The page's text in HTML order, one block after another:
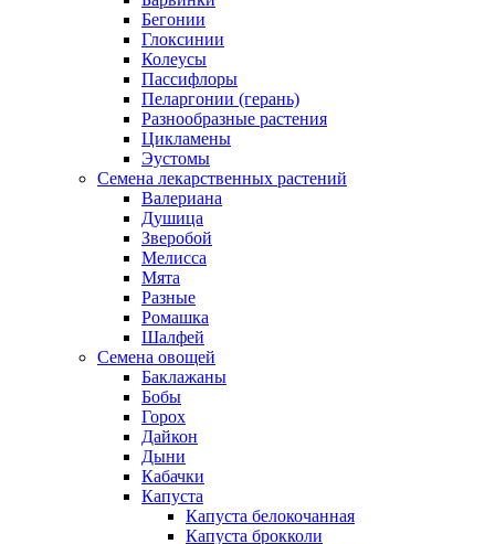
Бегонии
Глоксинии
Колеусы
Пассифлоры
Пеларгонии (герань)
Разнообразные растения
Цикламены
Эустомы
Семена лекарственных растений
Валериана
Душица
Зверобой
Мелисса
Мята
Разные
Ромашка
Шалфей
Семена овощей
Баклажаны
Бобы
Горох
Дайкон
Дыни
Кабачки
Капуста
Капуста белокочанная
Капуста брокколи